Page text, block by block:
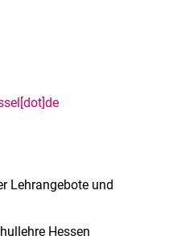
Lehrangebote und
Hessen